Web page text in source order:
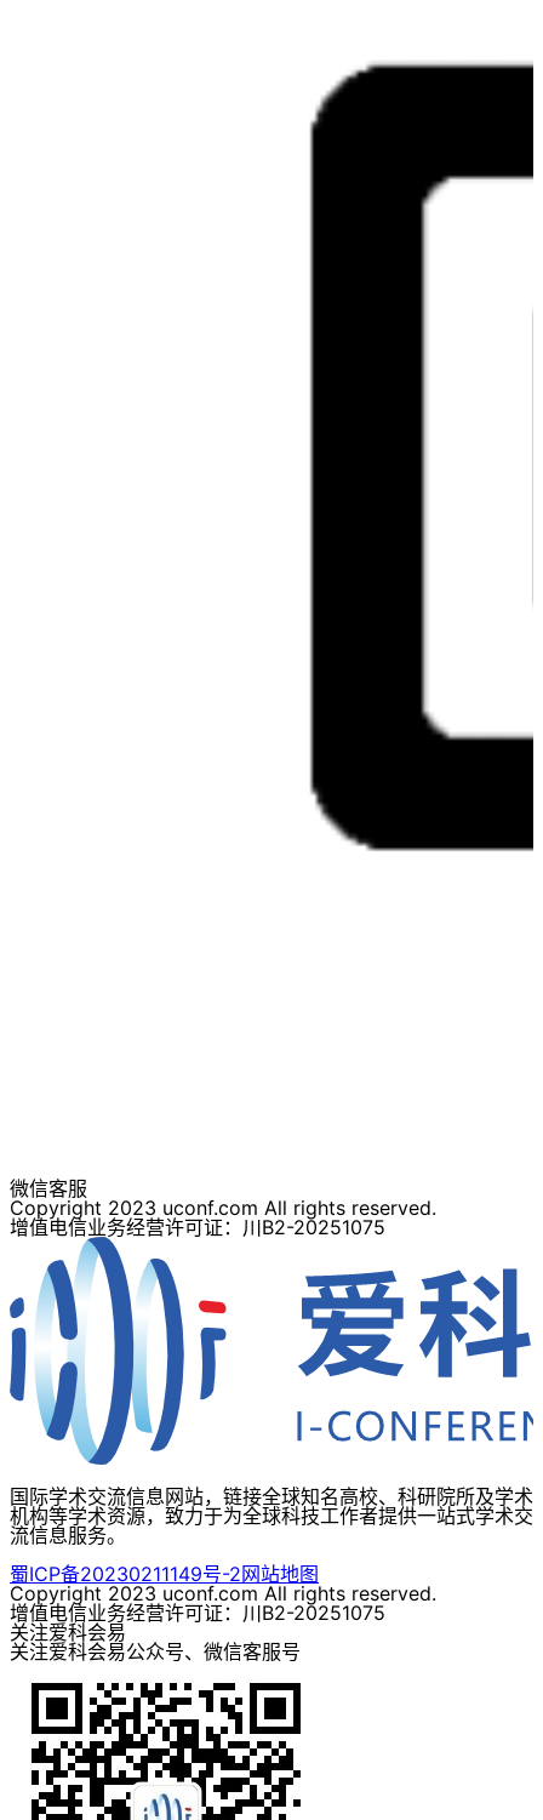
微信客服
Copyright 2023 uconf.com All rights reserved.
增值电信业务经营许可证：川B2-20251075
国际学术交流信息网站，链接全球知名高校、科研院所及学术
机构等学术资源，致力于为全球科技工作者提供一站式学术交
流信息服务。
蜀ICP备20230211149号-2网站地图
Copyright 2023 uconf.com All rights reserved.
增值电信业务经营许可证：川B2-20251075
关注爱科会易
关注爱科会易公众号、微信客服号